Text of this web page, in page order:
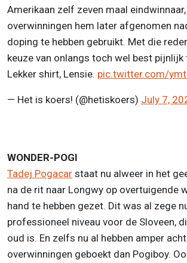
Amerikaan zelf zeven maal
overwinningen hem later afgenomen
doping te hebben gebruikt. Met die
keuze van onlangs toch wel best pijnlijk
Lekker shirt, Lensie. pic.twitter.com/
— Het is koers! (@hetiskoers) July 7,
WONDER-POGI
Tadej Pogacar staat nu alweer in het
na de rit naar Longwy op overtuigende
hand te hebben gezet. Dit was al zege
professioneel niveau voor de Sloveen,
oud is. En zelfs nu al hebben amper
overwinningen geboekt dan Pogiboy.